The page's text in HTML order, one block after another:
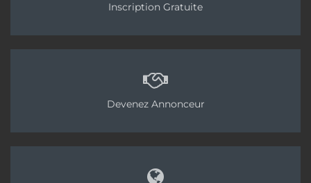
Inscription Gratuite
Devenez Annonceur